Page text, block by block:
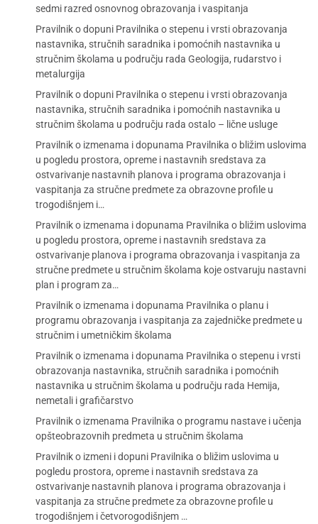
sedmi razred osnovnog obrazovanja i vaspitanja
Pravilnik o dopuni Pravilnika o stepenu i vrsti obrazovanja
nastavnika, stručnih saradnika i pomoćnih nastavnika u
stručnim školama u području rada Geologija, rudarstvo i
metalurgija
Pravilnik o dopuni Pravilnika o stepenu i vrsti obrazovanja
nastavnika, stručnih saradnika i pomoćnih nastavnika u
stručnim školama u području rada ostalo – lične usluge
Pravilnik o izmenama i dopunama Pravilnika o bližim uslovima
u pogledu prostora, opreme i nastavnih sredstava za
ostvarivanje nastavnih planova i programa obrazovanja i
vaspitanja za stručne predmete za obrazovne profile u
trogodišnjem i…
Pravilnik o izmenama i dopunama Pravilnika o bližim uslovima
u pogledu prostora, opreme i nastavnih sredstava za
ostvarivanje planova i programa obrazovanja i vaspitanja za
stručne predmete u stručnim školama koje ostvaruju nastavni
plan i program za…
Pravilnik o izmenama i dopunama Pravilnika o planu i
programu obrazovanja i vaspitanja za zajedničke predmete u
stručnim i umetničkim školama
Pravilnik o izmenama i dopunama Pravilnika o stepenu i vrsti
obrazovanja nastavnika, stručnih saradnika i pomoćnih
nastavnika u stručnim školama u području rada Hemija,
nemetali i grafičarstvo
Pravilnik o izmenama Pravilnika o programu nastave i učenja
opšteobrazovnih predmeta u stručnim školama
Pravilnik o izmeni i dopuni Pravilnika o bližim uslovima u
pogledu prostora, opreme i nastavnih sredstava za
ostvarivanje nastavnih planova i programa obrazovanja i
vaspitanja za stručne predmete za obrazovne profile u
trogodišnjem i četvorogodišnjem …